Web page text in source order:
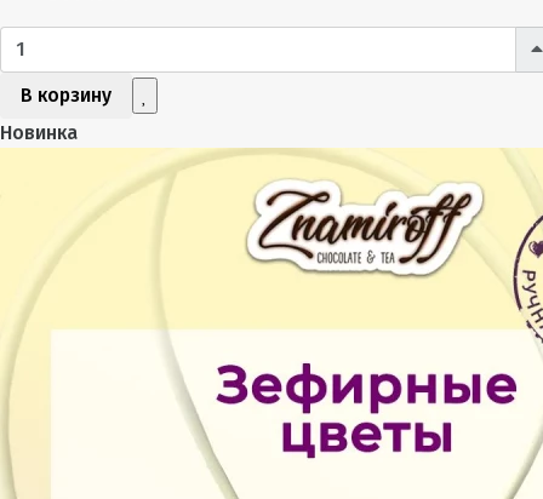
В корзину
Новинка